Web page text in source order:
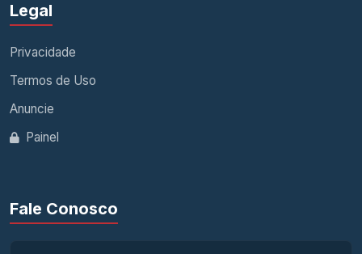
Legal
Privacidade
Termos de Uso
Anuncie
Painel
Fale Conosco